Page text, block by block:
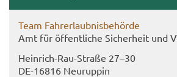
Team Fahr­erlaub­nis­be­hör­de
Amt für öf­fent­li­che Si­cher­heit und
Heinrich-​Rau-Straße 27–30
DE-​16816 Neu­rup­pin